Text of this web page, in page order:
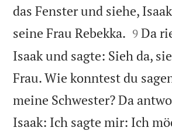
das Fenster und siehe,
seine Frau Rebekka. 

9 Da
Isaak und sagte: Sieh da,
Frau. Wie konntest du
meine Schwester? Da
Isaak: Ich sagte mir: Ich